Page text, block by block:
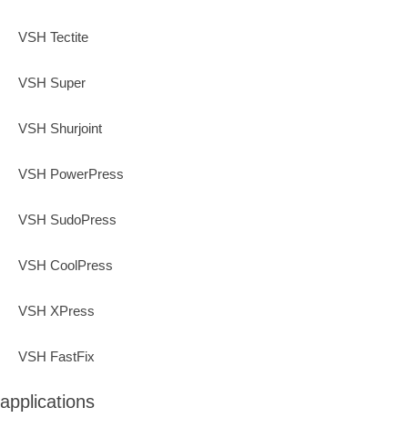
VSH Tectite
VSH Super
VSH Shurjoint
VSH PowerPress
VSH SudoPress
VSH CoolPress
VSH XPress
VSH FastFix
applications